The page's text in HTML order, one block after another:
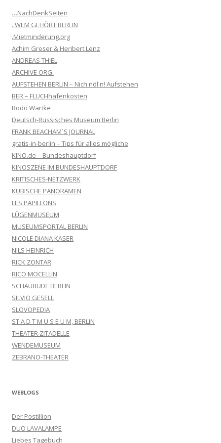
…NachDenkSeiten
..WEM GEHÖRT BERLIN
.Mietminderung.org
Achim Greser & Heribert Lenz
ANDREAS THIEL
ARCHIVE ORG.
AUFSTEHEN BERLIN – Nich nöl'n! Aufstehen
BER – FLUCHhafenkosten
Bodo Wartke
Deutsch-Russisches Museum Berlin
FRANK BEACHAM´S JOURNAL
gratis-in-berlin – Tips für alles mögliche
KINO.de – Bundeshauptdorf
KINOSZENE IM BUNDESHAUPTDORF
KRITISCHES-NETZWERK
KUBISCHE PANORAMEN
LES PAPILLONS
LÜGENMUSEUM
MUSEUMSPORTAL BERLIN
NICOLE DIANA KÄSER
NILS HEINRICH
RICK ZONTAR
RICO MOCELLIN
SCHAUBUDE BERLIN
SILVIO GESELL
SLOVOPEDIA
ST A D T M U S E U M, BERLIN
THEATER ZITADELLE
WENDEMUSEUM
ZEBRANO-THEATER
WEBLOGS
Der Postillion
DUO LAVALAMPE
Liebes Tagebuch